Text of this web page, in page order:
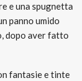
e una spugnetta
panno umido
dopo aver fatto
fantasie e tinte